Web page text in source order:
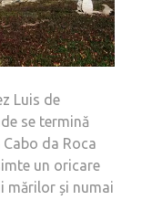
Luis de
se termină
da Roca
un oricare
mărilor și numai